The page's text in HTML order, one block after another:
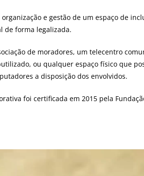
e gestão de um espaço de
de forma legalizada.
de moradores, um telecentro
ou qualquer espaço físico que
a disposição dos envolvidos.
foi certificada em 2015 pela